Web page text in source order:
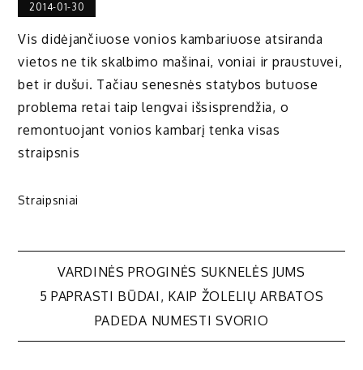
2014-01-30
Vis didėjančiuose vonios kambariuose atsiranda
vietos ne tik skalbimo mašinai, voniai ir praustuvei,
bet ir dušui. Tačiau senesnės statybos butuose
problema retai taip lengvai išsisprendžia, o
remontuojant vonios kambarį tenka visas
straipsnis
Straipsniai
Navigacija
VARDINĖS PROGINĖS SUKNELĖS JUMS
5 PAPRASTI BŪDAI, KAIP ŽOLELIŲ ARBATOS
PADEDA NUMESTI SVORIO